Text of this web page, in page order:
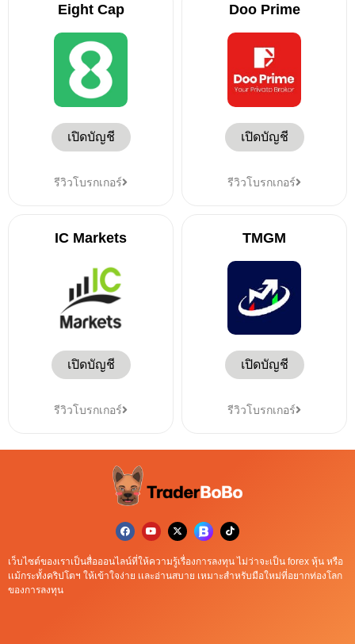
Eight Cap
เปิดบัญชี
รีวิวโบรกเกอร์
Doo Prime
เปิดบัญชี
รีวิวโบรกเกอร์
IC Markets
เปิดบัญชี
รีวิวโบรกเกอร์
TMGM
เปิดบัญชี
รีวิวโบรกเกอร์
เว็บไซต์ของเราเป็นสื่อออนไลน์ที่ให้ความรู้เรื่องการลงทุน ไม่ว่าจะเป็น forex หุ้น หรือ
เเม้กระทั้งคริปโตฯ ให้เข้าใจง่าย เเละอ่านสบาย เหมาะสำหรับมือใหม่ที่อยากท่องโลก
ของการลงทุน